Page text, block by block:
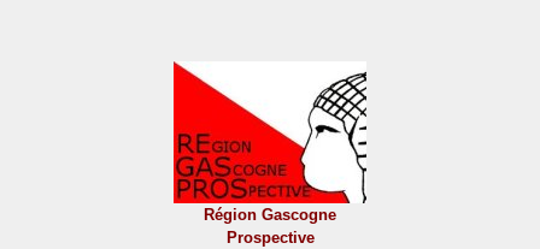
Région Gascogne
Prospective